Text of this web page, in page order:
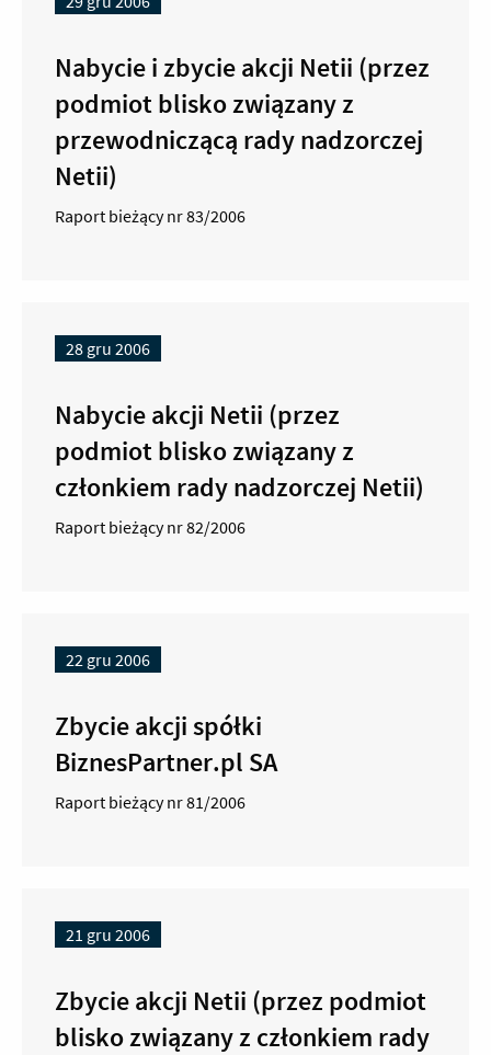
Nabycie i zbycie akcji Netii (przez
podmiot blisko związany z
przewodniczącą rady nadzorczej
Netii)
Raport bieżący nr 83/2006
28 gru 2006
Nabycie akcji Netii (przez
podmiot blisko związany z
członkiem rady nadzorczej Netii)
Raport bieżący nr 82/2006
22 gru 2006
Zbycie akcji spółki
BiznesPartner.pl SA
Raport bieżący nr 81/2006
21 gru 2006
Zbycie akcji Netii (przez podmiot
blisko związany z członkiem rady